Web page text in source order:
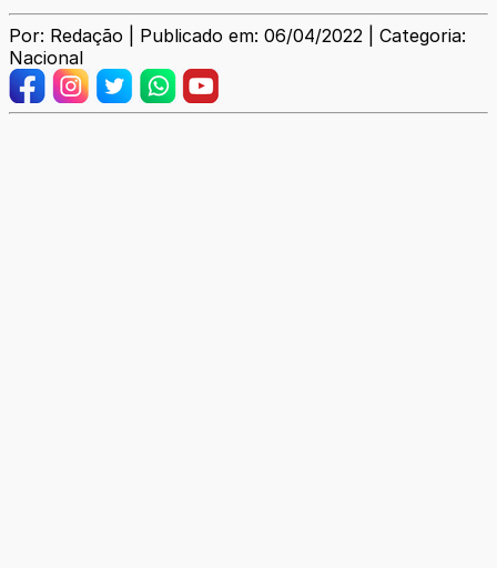
Por: Redação | Publicado em: 06/04/2022 | Categoria:
Nacional